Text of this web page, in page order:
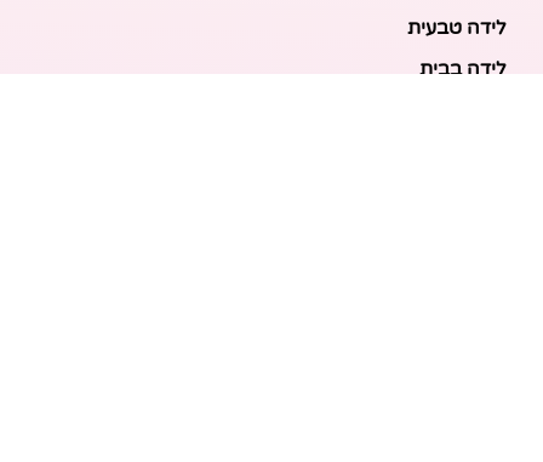
לידה טבעית
לידה בבית